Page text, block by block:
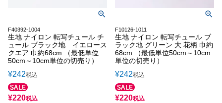
F40392-1004
生地 ナイロン 転写チュール チ
ュール ブラック地 イエロース
クエア 巾約68cm （最低単位
50cm～10cm単位の切売り）
¥242税込
¥220税込
F10126-1011
生地 ナイロン 転写チュール ブ
ラック地 グリーン 大 花柄 巾約
68cm （最低単位50cm～10cm
単位の切売り）
¥242税込
¥220税込